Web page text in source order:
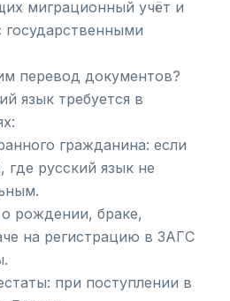
миграционный учёт и
государственными
перевод документов?
язык требуется в
гражданина: если
русский язык не
рождении, браке,
на регистрацию в ЗАГС
при поступлении в